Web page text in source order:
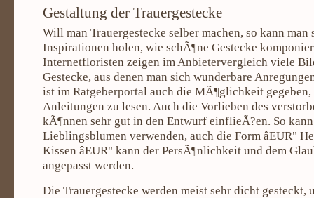
Gestaltung der Trauergestecke
Will man Trauergestecke selber machen, so kann man
Inspirationen holen, wie schÃ¶ne Gestecke
Internetfloristen zeigen im Anbietervergleich viele
Gestecke, aus denen man sich wunderbare
ist im Ratgeberportal auch die MÃ¶glichkeit
Anleitungen zu lesen. Auch die Vorlieben des
kÃ¶nnen sehr gut in den Entwurf einflieÃ?en. So
Lieblingsblumen verwenden, auch die Form âEUR"
Kissen âEUR" kann der PersÃ¶nlichkeit und dem
angepasst werden.
Die Trauergestecke werden meist sehr dicht